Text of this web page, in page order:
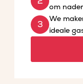
om
We
ideale